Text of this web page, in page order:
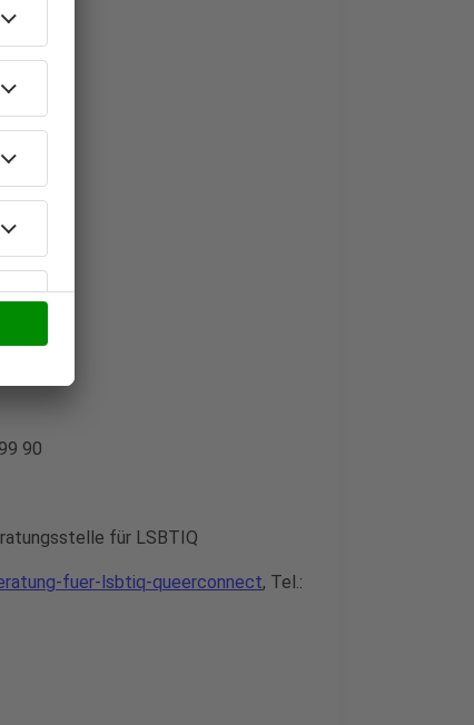
90
für LSBTIQ
fuer-lsbtiq-queerconnect, Tel.: